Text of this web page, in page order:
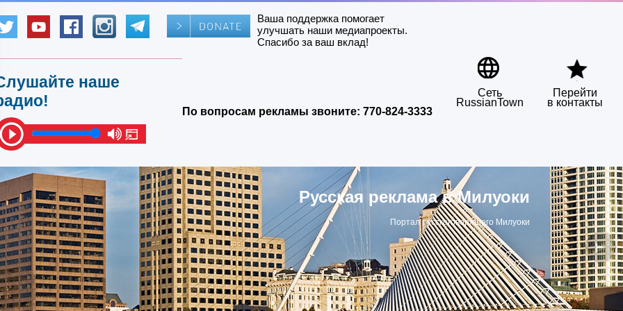
Ваша поддержка помогает
улучшать наши медиапроекты.
Спасибо за ваш вклад!
наше
По вопросам рекламы звоните: 770-824-3333
Сеть
RussianTown
Перейти
в контакты
Русская реклама в Милуоки
Портал русскоговорящего Милуоки
▶